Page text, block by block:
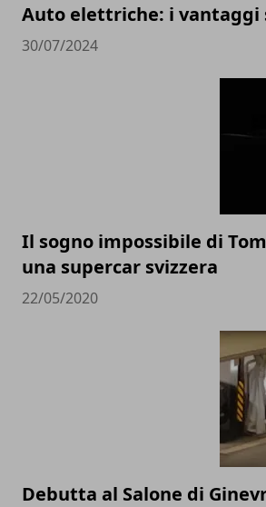
Auto elettriche: i vantaggi
30/07/2024
Il sogno impossibile di
una supercar svizzera
22/05/2020
Debutta al Salone di